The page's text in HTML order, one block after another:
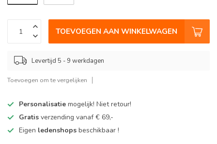
TOEVOEGEN AAN WINKELWAGEN
Levertijd 5 - 9 werkdagen
Toevoegen om te vergelijken
Personalisatie mogelijk! Niet retour!
Gratis verzending vanaf € 69,-
Eigen ledenshops beschikbaar !